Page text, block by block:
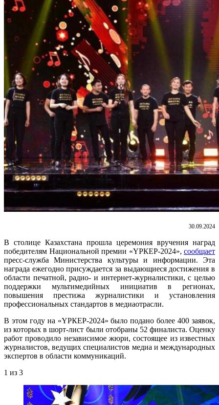
30.09.2024
В столице Казахстана прошла церемония вручения наград
победителям Национальной премии «ҮРКЕР-2024», сообщает
пресс-служба Министерства культуры и информации. Эта
награда ежегодно присуждается за выдающиеся достижения в
области печатной, радио- и интернет-журналистики, с целью
поддержки мультимедийных инициатив в регионах,
повышения престижа журналистики и установления
профессиональных стандартов в медиаотрасли.
В этом году на «ҮРКЕР-2024» было подано более 400 заявок,
из которых в шорт-лист были отобраны 52 финалиста. Оценку
работ проводило независимое жюри, состоящее из известных
журналистов, ведущих специалистов медиа и международных
экспертов в области коммуникаций.
1 из 3